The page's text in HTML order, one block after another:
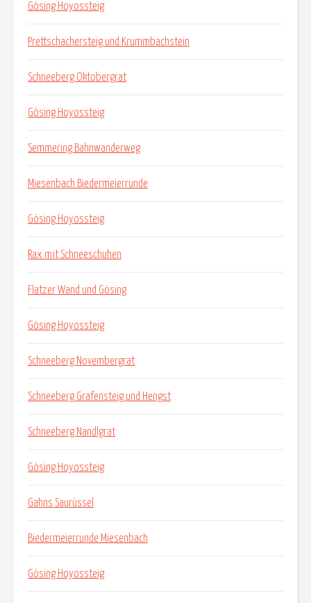
Gösing Hoyossteig
Prettschachersteig und Krummbachstein
Schneeberg Oktobergrat
Gösing Hoyossteig
Semmering Bahnwanderweg
Miesenbach Biedermeierrunde
Gösing Hoyossteig
Rax mit Schneeschuhen
Flatzer Wand und Gösing
Gösing Hoyossteig
Schneeberg Novembergrat
Schneeberg Grafensteig und Hengst
Schneeberg Nandlgrat
Gösing Hoyossteig
Gahns Saurüssel
Biedermeierrunde Miesenbach
Gösing Hoyossteig